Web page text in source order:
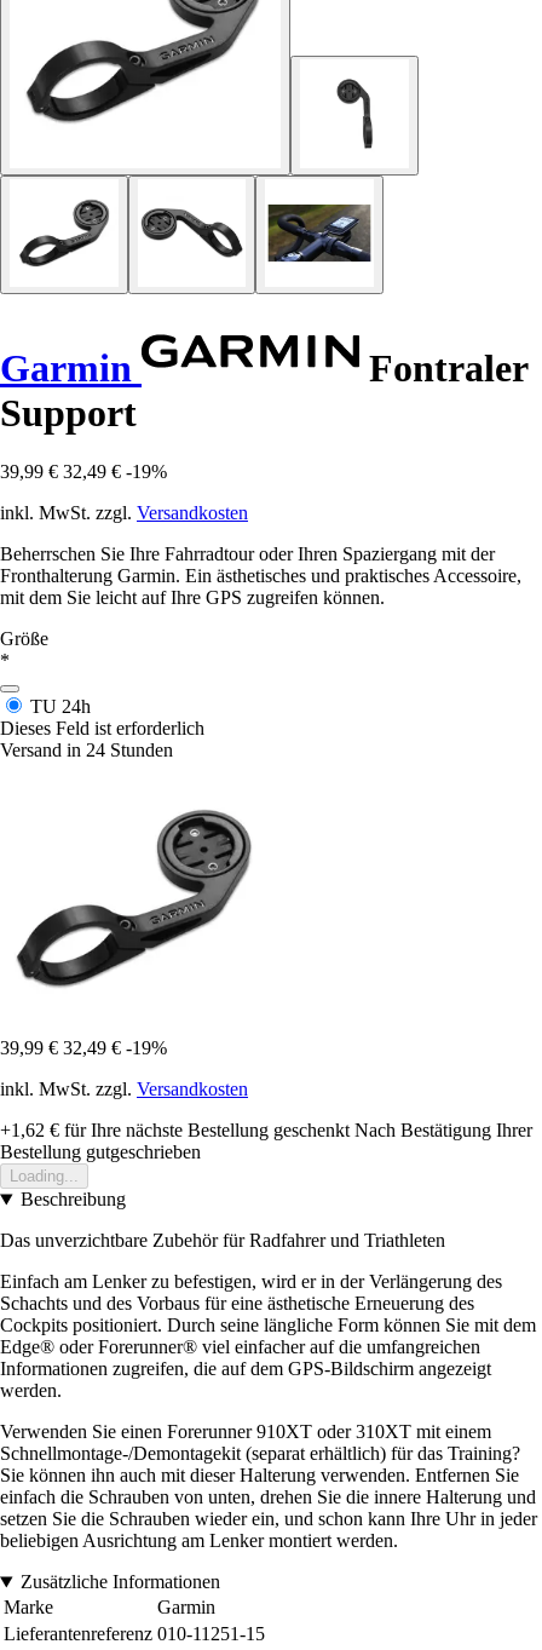
Garmin
Fontraler
Support
39,99 € 32,49 € -19%
inkl. MwSt. zzgl. Versandkosten
Beherrschen Sie Ihre Fahrradtour oder Ihren Spaziergang mit der
Fronthalterung Garmin. Ein ästhetisches und praktisches Accessoire,
mit dem Sie leicht auf Ihre GPS zugreifen können.
Größe
*
TU 24h
Dieses Feld ist erforderlich
Versand in 24 Stunden
39,99 € 32,49 € -19%
inkl. MwSt. zzgl. Versandkosten
+1,62 € für Ihre nächste Bestellung geschenkt Nach Bestätigung Ihrer
Bestellung gutgeschrieben
Loading...
Beschreibung
Das unverzichtbare Zubehör für Radfahrer und Triathleten
Einfach am Lenker zu befestigen, wird er in der Verlängerung des
Schachts und des Vorbaus für eine ästhetische Erneuerung des
Cockpits positioniert. Durch seine längliche Form können Sie mit dem
Edge® oder Forerunner® viel einfacher auf die umfangreichen
Informationen zugreifen, die auf dem GPS-Bildschirm angezeigt
werden.
Verwenden Sie einen Forerunner 910XT oder 310XT mit einem
Schnellmontage-/Demontagekit (separat erhältlich) für das Training?
Sie können ihn auch mit dieser Halterung verwenden. Entfernen Sie
einfach die Schrauben von unten, drehen Sie die innere Halterung und
setzen Sie die Schrauben wieder ein, und schon kann Ihre Uhr in jeder
beliebigen Ausrichtung am Lenker montiert werden.
Zusätzliche Informationen
Marke
Garmin
Lieferantenreferenz 010-11251-15